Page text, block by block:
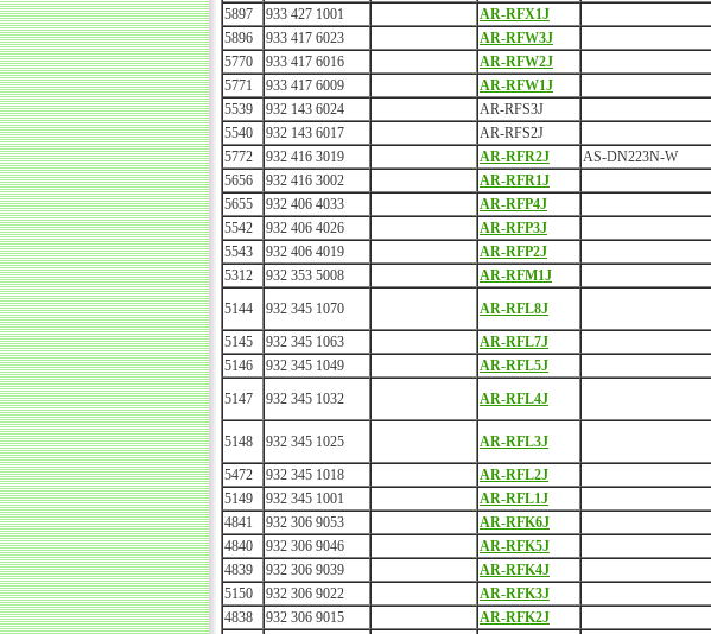
5897
933 427 1001 AR-RFX1J
5896
933 417 6023 AR-RFW3J
5770
933 417 6016 AR-RFW2J
5771
933 417 6009 AR-RFW1J
5539
932 143 6024 AR-RFS3J
5540
932 143 6017 AR-RFS2J
5772
932 416 3019 AR-RFR2J AS-DN223N-W
5656
932 416 3002 AR-RFR1J
5655
932 406 4033 AR-RFP4J
5542
932 406 4026 AR-RFP3J
5543
932 406 4019 AR-RFP2J
5312
932 353 5008 AR-RFM1J
5144
932 345 1070 AR-RFL8J
5145
932 345 1063 AR-RFL7J
5146
932 345 1049 AR-RFL5J
5147
932 345 1032 AR-RFL4J
5148
932 345 1025 AR-RFL3J
5472
932 345 1018 AR-RFL2J
5149
932 345 1001 AR-RFL1J
4841
932 306 9053 AR-RFK6J
4840
932 306 9046 AR-RFK5J
4839
932 306 9039 AR-RFK4J
5150
932 306 9022 AR-RFK3J
4838
932 306 9015 AR-RFK2J